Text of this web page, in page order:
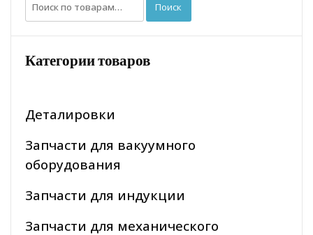
Поиск
Категории товаров
Деталировки
Запчасти для вакуумного
оборудования
Запчасти для индукции
Запчасти для механического